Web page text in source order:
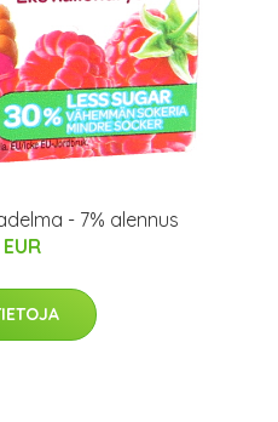
- 7% alennus